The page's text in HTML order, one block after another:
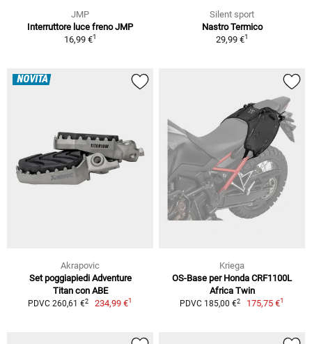
JMP
Interruttore luce freno JMP
16,99 €1
Silent sport
Nastro Termico
29,99 €1
NOVITÀ
Akrapovic
Set poggiapiedi Adventure
Titan con ABE
PDVC 260,61 €2 234,99 €1
Kriega
OS-Base per Honda CRF1100L
Africa Twin
PDVC 185,00 €2 175,75 €1